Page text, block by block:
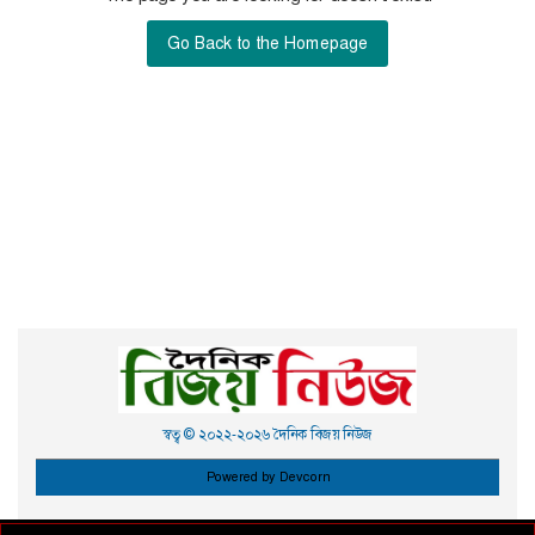
Go Back to the Homepage
স্বত্ব © ২০২২-২০২৬ দৈনিক বিজয় নিউজ
Powered by Devcorn